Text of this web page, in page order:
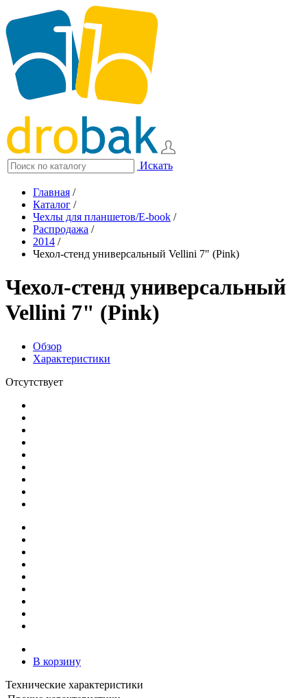
Искать
Главная /
Каталог /
Чехлы для планшетов/E-book /
Распродажа /
2014 /
Чехол-стенд универсальный Vellini 7" (Pink)
Чехол-стенд универсальный
Vellini 7" (Pink)
Обзор
Характеристики
Отсутствует
В корзину
Технические характеристики